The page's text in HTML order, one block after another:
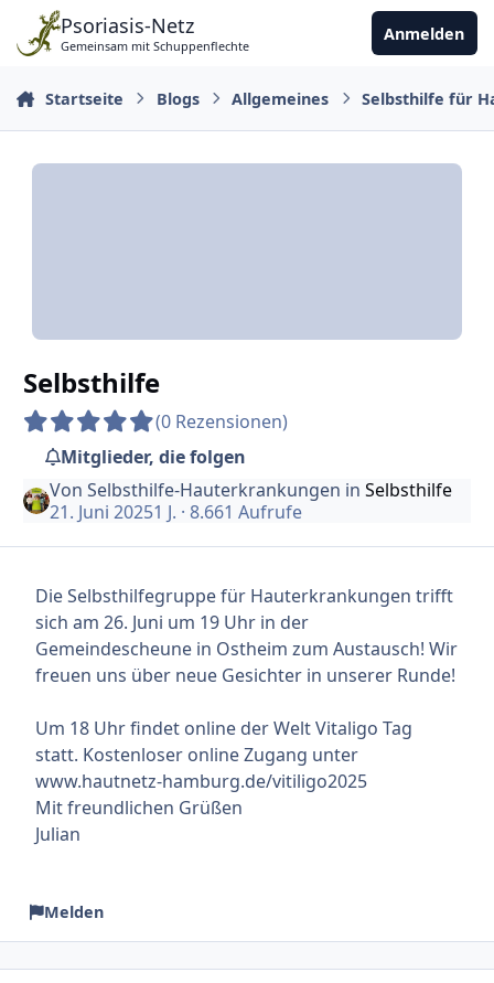
Zu Inhalt springen
Psoriasis-Netz
Gemeinsam mit Schuppenflechte
Anmelden
Startseite Blogs Allgemeines Selbsthilfe für
Selbsthilfe
(0 Rezensionen)
Mitglieder, die folgen
Von Selbsthilfe-Hauterkrankungen in Selbsthilfe
21. Juni 20251 J. · 8.661 Aufrufe
Die Selbsthilfegruppe für Hauterkrankungen trifft
sich am 26. Juni um 19 Uhr in der
Gemeindescheune in Ostheim zum Austausch! Wir
freuen uns über neue Gesichter in unserer Runde!
Um 18 Uhr findet online der Welt Vitaligo Tag
statt. Kostenloser online Zugang unter
www.hautnetz-hamburg.de/vitiligo2025
Mit freundlichen Grüßen
Julian
Melden